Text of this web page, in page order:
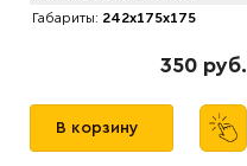
Габариты: 242x175x175
350 руб.
В корзину